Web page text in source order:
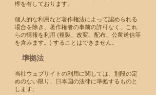
権を有しております。
個人的な利用など著作権法によって認められる
場合を除き、著作権者の事前の許可なく、これ
らの情報を利用 (複製、改変、配布、公衆送信等
を含みます。) することはできません。
準拠法
当社ウェブサイトの利用に関しては、別段の定
めのない限り、日本国の法律に準拠するものと
します。